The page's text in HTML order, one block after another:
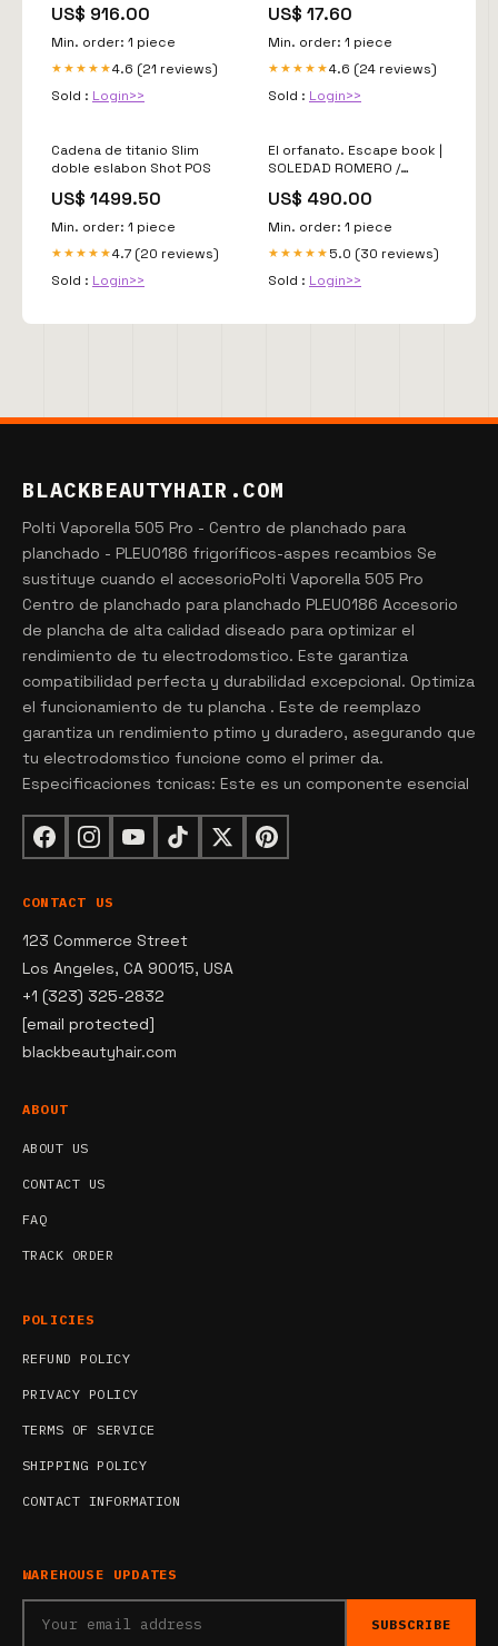
US$ 916.00
Min. order: 1 piece
★★★★★4.6 (21 reviews)
Sold : Login>>
US$ 17.60
Min. order: 1 piece
★★★★★4.6 (24 reviews)
Sold : Login>>
Cadena de titanio Slim
doble eslabon Shot POS
US$ 1499.50
Min. order: 1 piece
★★★★★4.7 (20 reviews)
Sold : Login>>
El orfanato. Escape book |
SOLEDAD ROMERO /
US$ 490.00
Min. order: 1 piece
★★★★★ 5.0 (30 reviews)
Sold : Login>>
BLACKBEAUTYHAIR.COM
Polti Vaporella 505 Pro - Centro de planchado para
planchado - PLEU0186 frigoríficos-aspes recambios Se
sustituye cuando el accesorioPolti Vaporella 505 Pro
Centro de planchado para planchado PLEU0186 Accesorio
de plancha de alta calidad diseado para optimizar el
rendimiento de tu electrodomstico. Este garantiza
compatibilidad perfecta y durabilidad excepcional. Optimiza
el funcionamiento de tu plancha . Este de reemplazo
garantiza un rendimiento ptimo y duradero, asegurando que
tu electrodomstico funcione como el primer da.
Especificaciones tcnicas: Este es un componente esencial
CONTACT US
123 Commerce Street
Los Angeles, CA 90015, USA
+1 (323) 325-2832
[email protected]
blackbeautyhair.com
ABOUT
ABOUT US
CONTACT US
FAQ
TRACK ORDER
POLICIES
REFUND POLICY
PRIVACY POLICY
TERMS OF SERVICE
SHIPPING POLICY
CONTACT INFORMATION
WAREHOUSE UPDATES
SUBSCRIBE